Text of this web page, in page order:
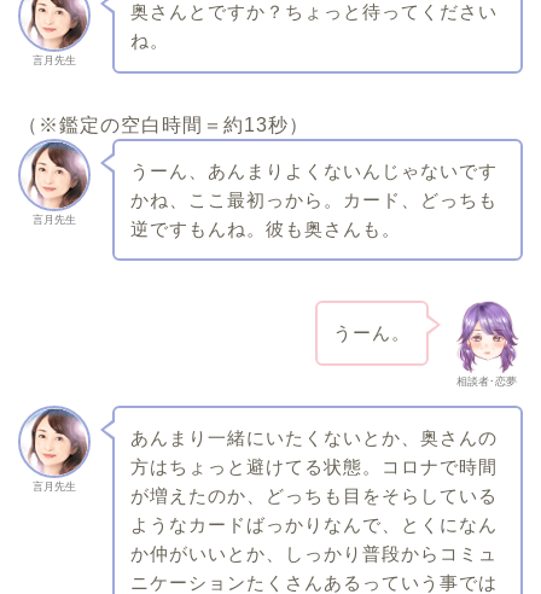
言月先生
奥さんとですか？ちょっと待ってください
ね。
（※鑑定の空白時間＝約13秒）
言月先生
うーん、あんまりよくないんじゃないです
かね、ここ最初っから。カード、どっちも
逆ですもんね。彼も奥さんも。
相談者･恋夢
うーん。
言月先生
あんまり一緒にいたくないとか、奥さんの
方はちょっと避けてる状態。コロナで時間
が増えたのか、どっちも目をそらしている
ようなカードばっかりなんで、とくになん
か仲がいいとか、しっかり普段からコミュ
ニケーションたくさんあるっていう事では